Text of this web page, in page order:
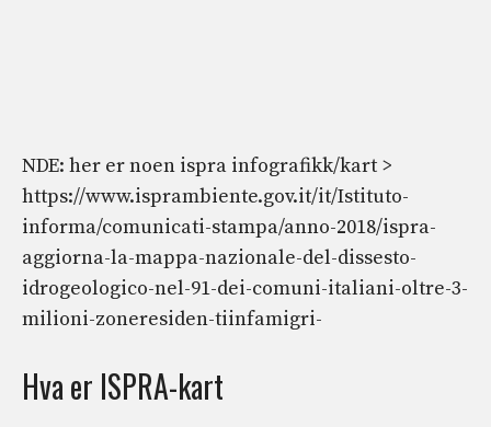
NDE: her er noen ispra infografikk/kart >
https://www.isprambiente.gov.it/it/Istituto-
informa/comunicati-stampa/anno-2018/ispra-
aggiorna-la-mappa-nazionale-del-dissesto-
idrogeologico-nel-91-dei-comuni-italiani-oltre-3-
milioni-zoneresiden-tiinfamigri-
Hva er ISPRA-kart